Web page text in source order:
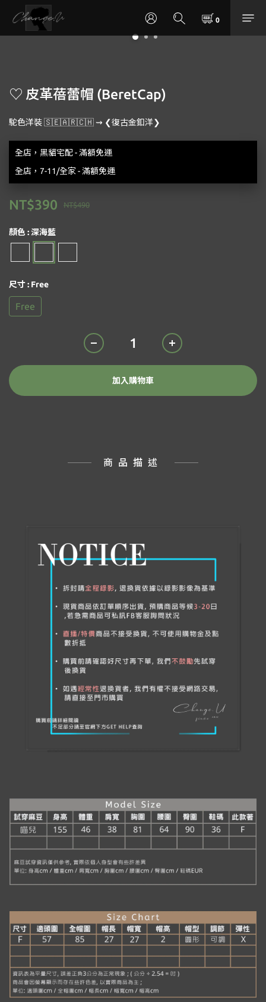
♡ 皮革蓓蕾帽 (BeretCap)
駝色洋裝 🇸‌🇪‌🇦‌🇷‌🇨‌🇭‌ ⇝ ❮復古金釦洋❯
全店，黑貓宅配 - 滿額免運
全店，7-11/全家 - 滿額免運
NT$490
NT$390
顏色: 深海藍
尺寸: Free
Free
加入購物車
商品描述